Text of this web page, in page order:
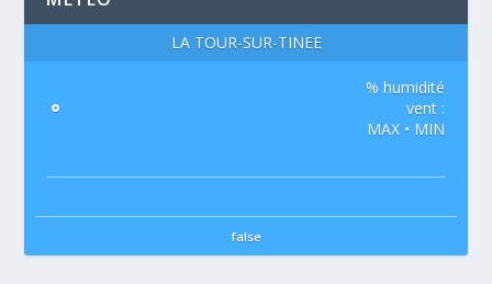
LA TOUR-SUR-TINÉE
°
% humidité
vent :
MAX • MIN
false